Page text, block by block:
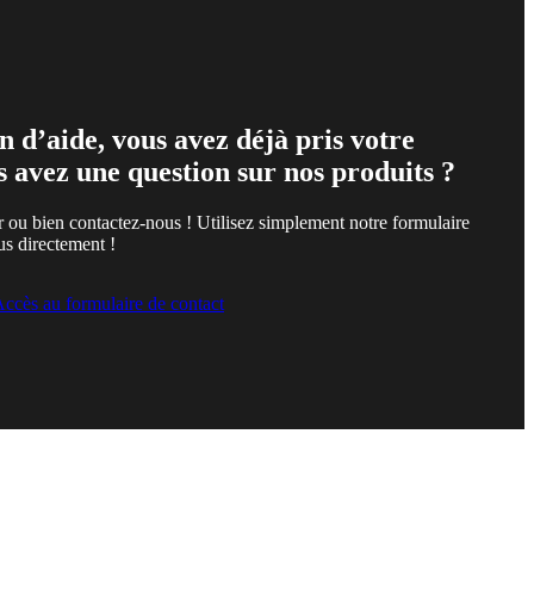
d’aide, vous avez déjà pris votre
avez une question sur nos produits ?
bien contactez-nous ! Utilisez simplement notre formulaire
directement !
au formulaire de contact